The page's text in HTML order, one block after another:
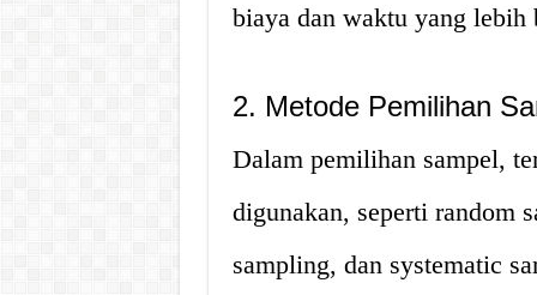
biaya dan waktu yang lebih
2. Metode Pemilihan
Dalam pemilihan sampel,
digunakan, seperti random
sampling, dan systematic